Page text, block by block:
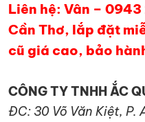
Liên hệ: Vân –
Cần Thơ, lắp đặt
cũ giá cao, bảo
CÔNG TY TNHH ẮC
ĐC: 30 Võ Văn Kiệt, P.